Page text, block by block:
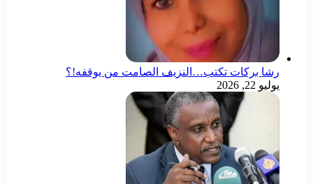
رشا بركات تكتب…النزيف الصامت من يوقفه!؟
يوليو 22, 2026